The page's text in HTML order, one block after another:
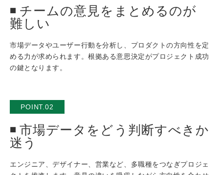
チームの意見をまとめるのが
難しい
市場データやユーザー行動を分析し、プロダクトの方向性を定
める力が求められます。根拠ある意思決定がプロジェクト成功
の鍵となります。
POINT.02
市場データをどう判断すべきか
迷う
エンジニア、デザイナー、営業など、多職種をつなぎプロジェ